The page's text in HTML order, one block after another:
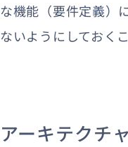
な機能（要件定義）
ないようにしておく
アーキテクチ